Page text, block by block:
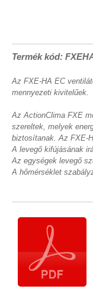
Termék kód:
Az FXE-HA EC
mennyezeti kivitelűek.
Az ActionClima FXE
szereltek, melyek
biztosítanak. Az FXE-
A levegő kifújásának
Az egységek levegő
A hőmérséklet